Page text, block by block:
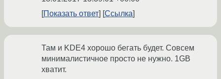
Показать ответ
Ссылка
Там и KDE4 хорошо бегать будет. Совсем
минималистичное просто не нужно. 1GB
хватит.